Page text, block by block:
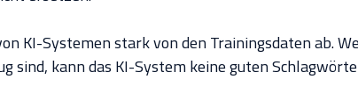
KI-Systemen stark von den Trainingsdaten ab.
sind, kann das KI-System keine guten